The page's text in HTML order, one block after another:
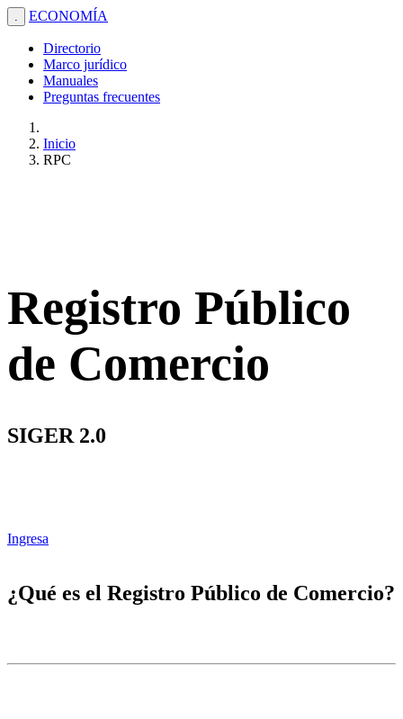
. ECONOMÍA
Directorio
Marco jurídico
Manuales
Preguntas frecuentes
Inicio
RPC
Registro Público
de Comercio
SIGER 2.0
Ingresa
¿Qué es el Registro Público de Comercio?